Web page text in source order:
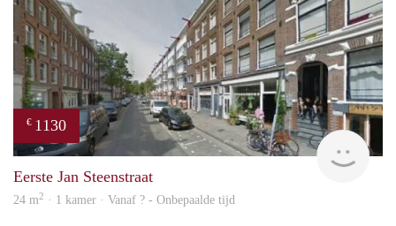
€ 1130
Eerste Jan Steenstraat
24 m2 · 1 kamer · Vanaf ? - Onbepaalde tijd